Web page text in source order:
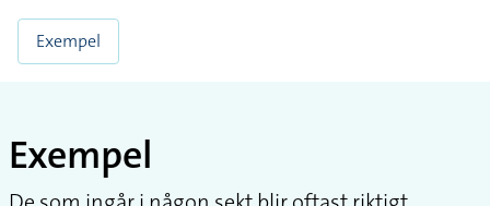
Exempel
Exempel